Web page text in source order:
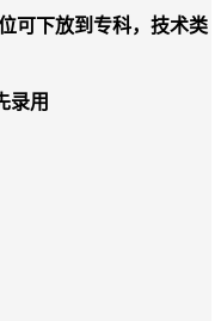
可下放到专科，技术类
录用